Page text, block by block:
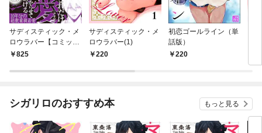
サディスティック・メ
ロウラバー【コミック
ス版】(上)
825
サディスティック・メ
ロウラバー(1)
220
初恋ゴールライン（単
話版）
220
シガリロのおすすめ本 もっと見る